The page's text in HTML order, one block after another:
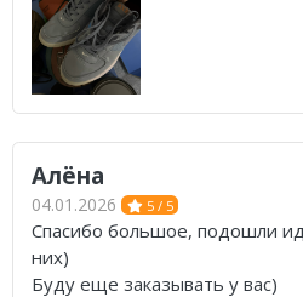
Алёна
04.01.2026 5 / 5
Спасибо большое, подошли
них)
Буду еще заказывать у вас)